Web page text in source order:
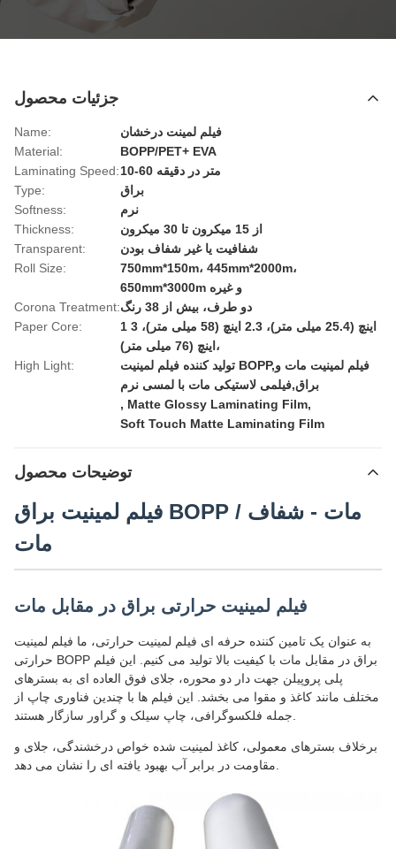
جزئیات محصول
Name:
فیلم لمینت درخشان
Material:
BOPP/PET+ EVA
Laminating Speed:
10-60 متر در دقیقه
Type:
براق
Softness:
نرم
Thickness:
از 15 میکرون تا 30 میکرون
Transparent:
شفافیت یا غیر شفاف بودن
Roll Size:
750mm*150m، 445mm*2000m،
650mm*3000m و غیره
Corona Treatment:
دو طرف، بیش از 38 رنگ
Paper Core:
1 اینچ (25.4 میلی متر)، 2.3 اینچ (58 میلی متر)، 3
اینچ (76 میلی متر)،
High Light:
تولید کننده فیلم لمینیت BOPP,فیلم لمینیت مات و
براق,فیلمی لاستیکی مات با لمسی نرم
, Matte Glossy Laminating Film,
Soft Touch Matte Laminating Film
توضیحات محصول
فیلم لمینیت براق BOPP مات - شفاف /
مات
فیلم لمینیت حرارتی براق در مقابل مات
به عنوان یک تامین کننده حرفه ای فیلم لمینیت حرارتی، ما فیلم لمینیت
حرارتی BOPP براق در مقابل مات با کیفیت بالا تولید می کنیم. این فیلم
پلی پروپیلن جهت دار دو محوره، جلای فوق العاده ای به بسترهای
مختلف مانند کاغذ و مقوا می بخشد. این فیلم ها با چندین فناوری چاپ از
برخلاف بسترهای معمولی، کاغذ لمینیت شده خواص درخشندگی، جلای و